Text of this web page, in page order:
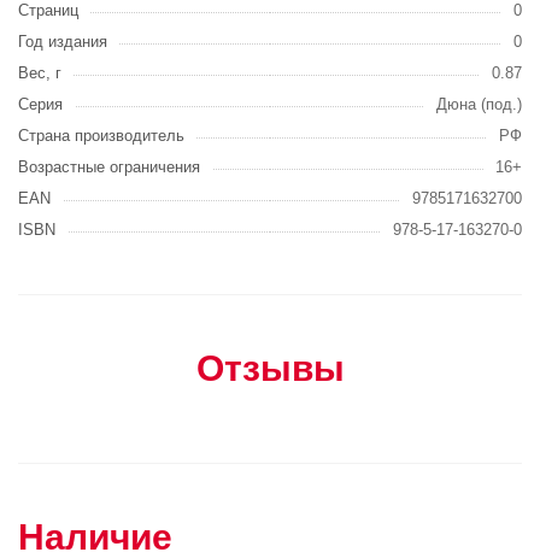
Страниц
0
Год издания
0
Вес, г
0.87
Серия
Дюна (под.)
Страна производитель
РФ
Возрастные ограничения
16+
EAN
9785171632700
ISBN
978-5-17-163270-0
Отзывы
Наличие